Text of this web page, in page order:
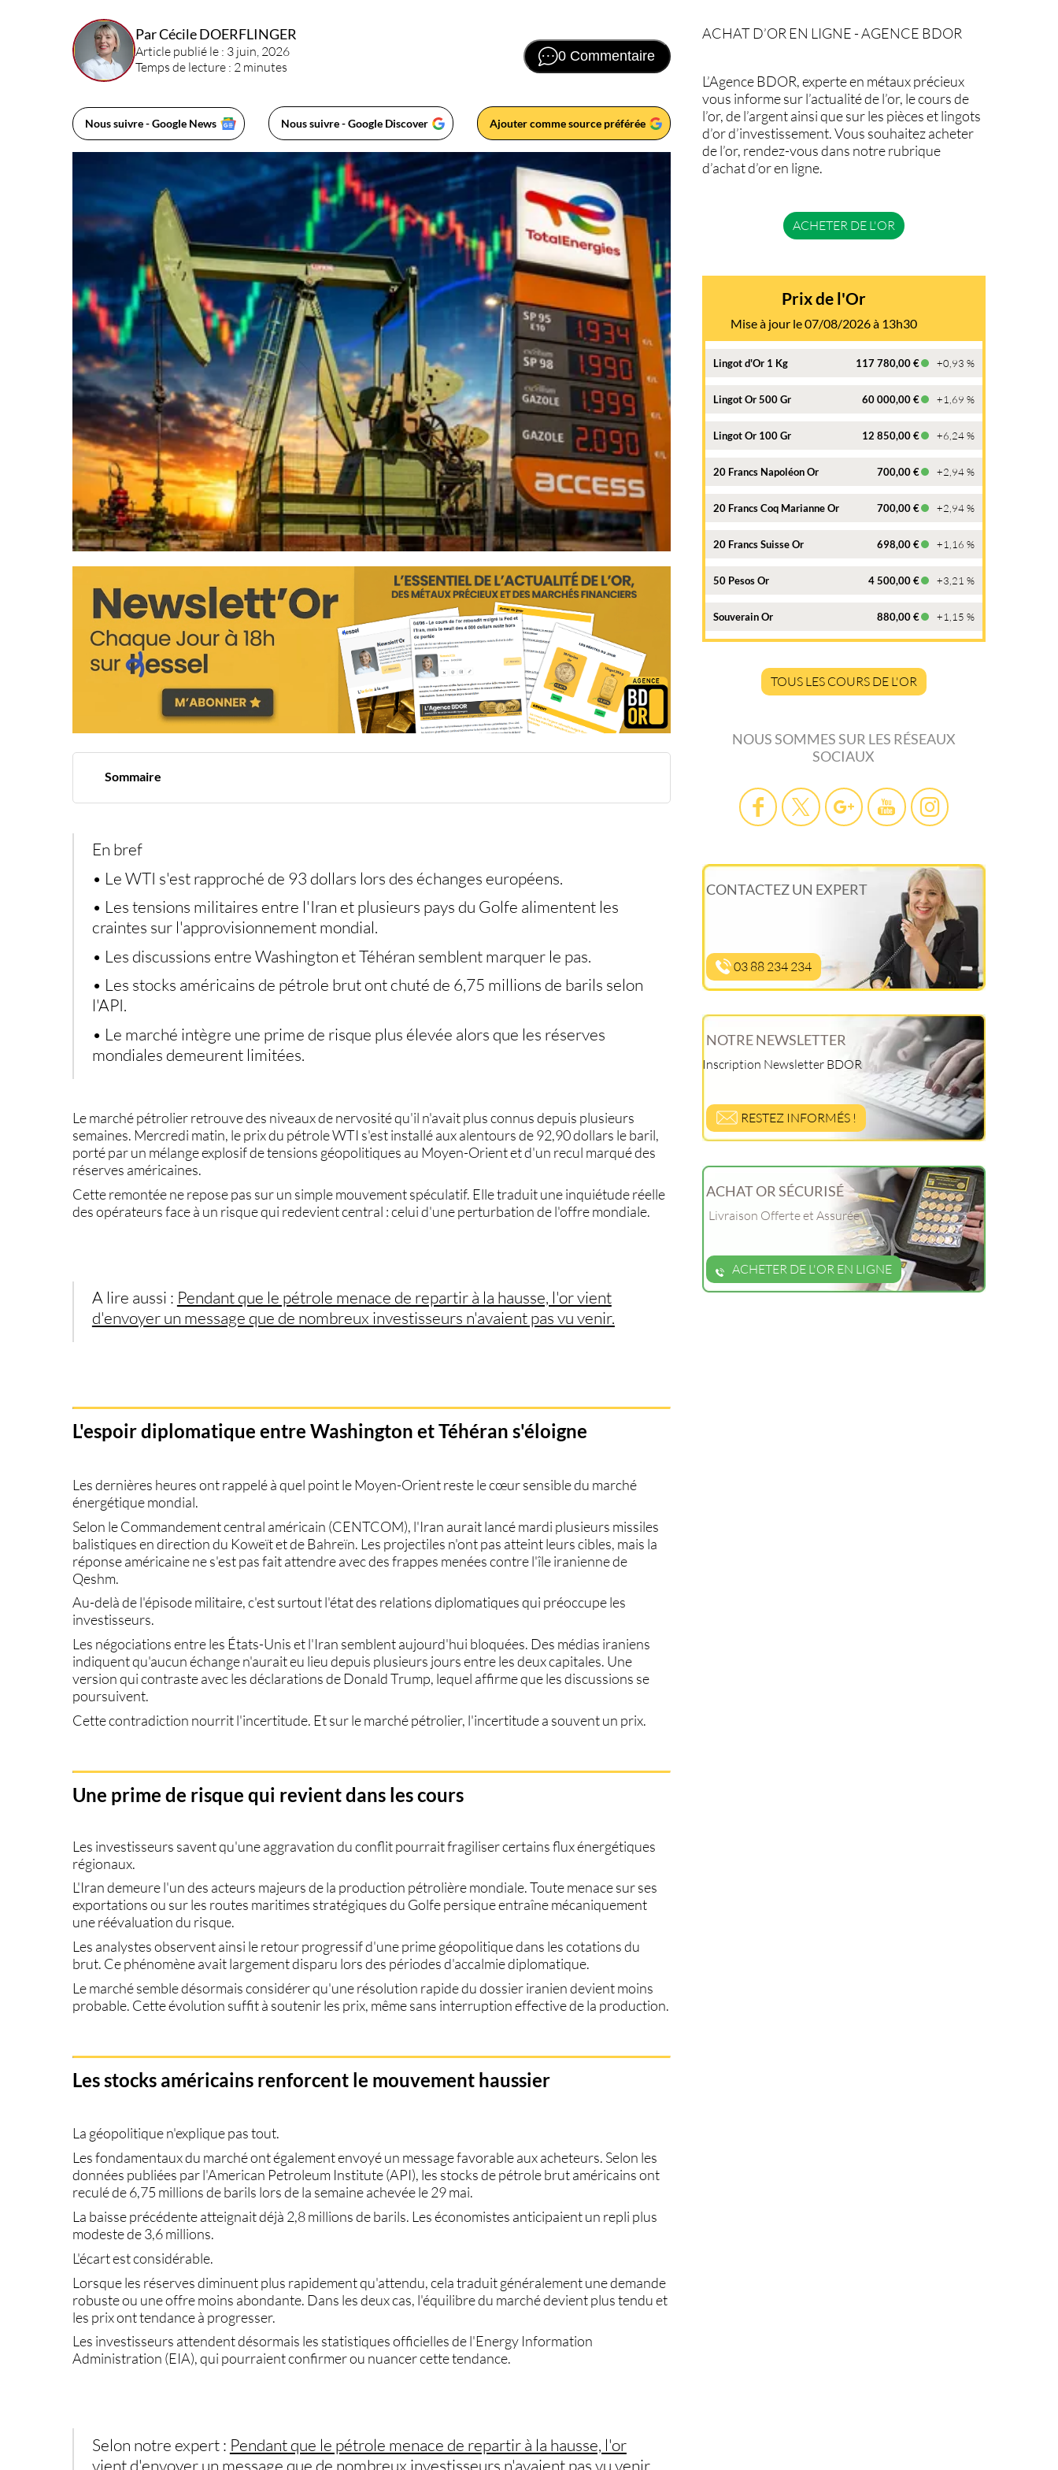
Par Cécile DOERFLINGER
Article publié le : 3 juin, 2026
Temps de lecture : 2 minutes
0 Commentaire
Nous suivre - Google News Nous suivre - Google Discover Ajouter comme source préférée
Sommaire
Un marché suspendu aux prochains développements
L’or et l’argent physique continuent d’attirer les épargnants
En bref
• Le WTI s'est rapproché de 93 dollars lors des échanges européens.
• Les tensions militaires entre l'Iran et plusieurs pays du Golfe alimentent les
craintes sur l'approvisionnement mondial.
• Les discussions entre Washington et Téhéran semblent marquer le pas.
• Les stocks américains de pétrole brut ont chuté de 6,75 millions de barils selon
l'API.
• Le marché intègre une prime de risque plus élevée alors que les réserves
mondiales demeurent limitées.
Le marché pétrolier retrouve des niveaux de nervosité qu'il n'avait plus connus depuis plusieurs
semaines. Mercredi matin, leprix du pétrole WTI s'est installé aux alentours de 92,90 dollars le baril,
porté par un mélange explosif de tensions géopolitiques au Moyen-Orient et d'un recul marqué des
réserves américaines.
Cette remontée ne repose pas sur un simple mouvement spéculatif. Elle traduit une inquiétude réelle
des opérateurs face à un risque qui redevient central : celui d'une perturbation de l'offre mondiale.
A lire aussi : Pendant que le pétrole menace de repartir à la hausse, l'or vient
d'envoyer un message que de nombreux investisseurs n'avaient pas vu venir.
L'espoir diplomatique entre Washington et Téhéran s'éloigne
Les dernières heures ont rappelé à quel point le Moyen-Orient reste le cœur sensible du marché
énergétique mondial.
Selon le Commandement central américain (CENTCOM), l'Iran aurait lancé mardi plusieurs missiles
balistiques en direction du Koweït et de Bahreïn. Les projectiles n'ont pas atteint leurs cibles, mais la
réponse américaine ne s'est pas fait attendre avec des frappes menées contre l'île iranienne de
Qeshm.
Au-delà de l'épisode militaire, c'est surtout l'état des relations diplomatiques qui préoccupe les
investisseurs.
Les négociations entre les États-Unis et l'Iran semblent aujourd'hui bloquées. Des médias iraniens
indiquent qu'aucun échange n'aurait eu lieu depuis plusieurs jours entre les deux capitales. Une
version qui contraste avec les déclarations de Donald Trump, lequel affirme que les discussions se
poursuivent.
Cette contradiction nourrit l'incertitude. Et sur le marché pétrolier, l'incertitude a souvent un prix.
Une prime de risque qui revient dans les cours
Les investisseurs savent qu'une aggravation du conflit pourrait fragiliser certains flux énergétiques
régionaux.
L'Iran demeure l'un des acteurs majeurs de la production pétrolière mondiale. Toute menace sur ses
exportations ou sur les routes maritimes stratégiques du Golfe persique entraîne mécaniquement
une réévaluation du risque.
Les analystes observent ainsi le retour progressif d'une prime géopolitique dans les cotations du
brut. Ce phénomène avait largement disparu lors des périodes d'accalmie diplomatique.
Le marché semble désormais considérer qu'une résolution rapide du dossier iranien devient moins
probable. Cette évolution suffit à soutenir les prix, même sans interruption effective de la production.
Les stocks américains renforcent le mouvement haussier
La géopolitique n'explique pas tout.
Les fondamentaux du marché ont également envoyé un message favorable aux acheteurs. Selon les
données publiées par l'American Petroleum Institute (API), les stocks de pétrole brut américainsont
reculé de 6,75 millions de barils lors de la semaine achevée le 29 mai.
La baisse précédente atteignait déjà 2,8 millions de barils. Les économistes anticipaient un repli plus
modeste de 3,6 millions.
L'écart est considérable.
Lorsque les réserves diminuent plus rapidement qu'attendu, cela traduit généralement une demande
robuste ou une offre moins abondante. Dans les deux cas, l'équilibre du marché devient plus tendu et
les prix ont tendance à progresser.
Les investisseurs attendent désormais les statistiques officielles de l'Energy Information
Administration (EIA), qui pourraient confirmer ou nuancer cette tendance.
Selon notre expert : Pendant que le pétrole menace de repartir à la hausse, l'or
vient d'envoyer un message que de nombreux investisseurs n'avaient pas vu venir.
ACHAT D’OR EN LIGNE - AGENCE BDOR
L’Agence BDOR, experte en métaux précieux
vous informe sur l’actualité de l’or, le cours de
l’or, de l’argent ainsi que sur les pièces et lingots
d’or d’investissement. Vous souhaitez acheter
de l’or, rendez-vous dans notre rubrique
d’achat d’or en ligne.
ACHETER DE L'OR
Prix de l'Or
Mise à jour le 07/08/2026 à 13h30
Lingot d'Or 1 Kg 117 780,00 € +0,93 %
Lingot Or 500 Gr 60 000,00 € +1,69 %
Lingot Or 100 Gr 12 850,00 € +6,24 %
20 Francs Napoléon Or 700,00 € +2,94 %
20 Francs Coq Marianne Or 700,00 € +2,94 %
20 Francs Suisse Or 698,00 € +1,16 %
50 Pesos Or 4 500,00 € +3,21 %
Souverain Or 880,00 € +1,15 %
TOUS LES COURS DE L'OR
NOUS SOMMES SUR LES RÉSEAUX
SOCIAUX
CONTACTEZ UN EXPERT
03 88 234 234
NOTRE NEWSLETTER
Inscription Newsletter BDOR
RESTEZ INFORMÉS !
ACHAT OR SÉCURISÉ
Livraison Offerte et Assurée
ACHETER DE L'OR EN LIGNE